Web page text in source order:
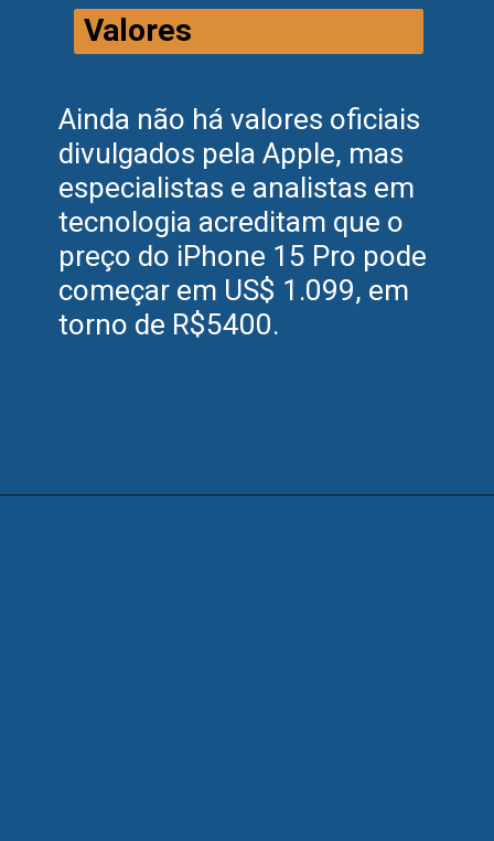
Valores
Ainda não há valores oficiais
divulgados pela Apple, mas
especialistas e analistas em
tecnologia acreditam que o
preço do iPhone 15 Pro pode
começar em US$ 1.099, em
torno de R$5400.